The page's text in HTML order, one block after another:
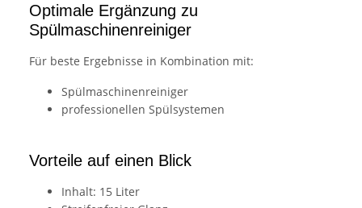
Optimale Ergänzung zu
Spülmaschinenreiniger
Für beste Ergebnisse in Kombination mit:
Spülmaschinenreiniger
professionellen Spülsystemen
Vorteile auf einen Blick
Inhalt: 15 Liter